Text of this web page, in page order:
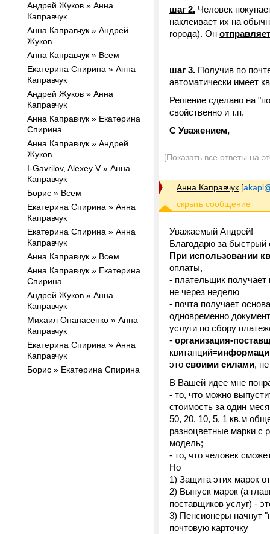
Андрей Жуков » Анна
Каправчук
Анна Каправчук » Андрей
Жуков
Анна Каправчук » Всем
Екатерина Спирина » Анна
Каправчук
Андрей Жуков » Анна
Каправчук
Анна Каправчук » Екатерина
Спирина
Анна Каправчук » Андрей
Жуков
I-Gavrilov, Alexey V » Анна
Каправчук
Борис » Всем
Екатерина Спирина » Анна
Каправчук
Екатерина Спирина » Анна
Каправчук
Анна Каправчук » Всем
Анна Каправчук » Екатерина
Спирина
Андрей Жуков » Анна
Каправчук
Михаил Опанасенко » Анна
Каправчук
Екатерина Спирина » Анна
Каправчук
Борис » Екатерина Спирина
шаг 2. Человек
наклеивает их на
города). Он отправляет
шаг 3. Получив по
автоматически имеет
Решение сделано на
свойственно и т.п.
С Уважением,
[Показать все ответы на
Анна Каправчук [
Уважаемый Андрей!
Благодарю за быстрый
При использовании
оплаты,
- плательщик получает
не через неделю
- почта получает
одновременно
услуги по сбору
- организация-
квитанций=
это своими силами,
В Вашей идее мне
- то, что можно
стоимость за один
50, 20, 10, 5, 1 кв.м
разноцветные марки с
модель;
- то, что человек
Но
1) Защита этих марок
2) Выпуск марок (а
поставщиков услуг) -
3) Пенсионеры начнут
почтовую карточку